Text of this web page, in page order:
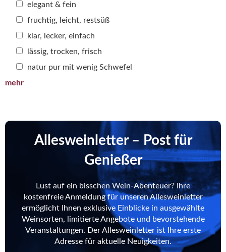
elegant & fein
fruchtig, leicht, restsüß
klar, lecker, einfach
lässig, trocken, frisch
natur pur mit wenig Schwefel
mehr
Allesweinletter – Post für
Genießer
Lust auf ein bisschen Wein-Abenteuer? Ihre
kostenfreie Anmeldung für unseren Allesweinletter
ermöglicht Ihnen exklusive Einblicke in ausgewählte
Weinsorten, limitierte Angebote und bevorstehende
Veranstaltungen. Der Allesweinletter ist Ihre erste
Adresse für aktuelle Neuigkeiten.